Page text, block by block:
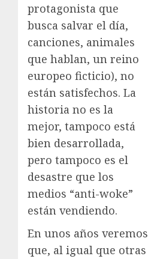
protagonista que
busca salvar el día,
canciones, animales
que hablan, un reino
europeo ficticio), no
están satisfechos. La
historia no es la
mejor, tampoco está
bien desarrollada,
pero tampoco es el
desastre que los
medios “anti-woke”
están vendiendo.
En unos años veremos
que, al igual que otras